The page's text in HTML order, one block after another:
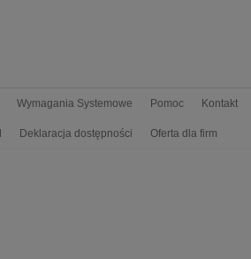
Wymagania Systemowe Pomoc Kontakt
Deklaracja dostępności Oferta dla firm